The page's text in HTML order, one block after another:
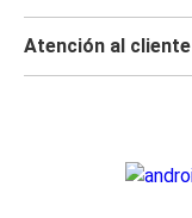
Atención al cliente